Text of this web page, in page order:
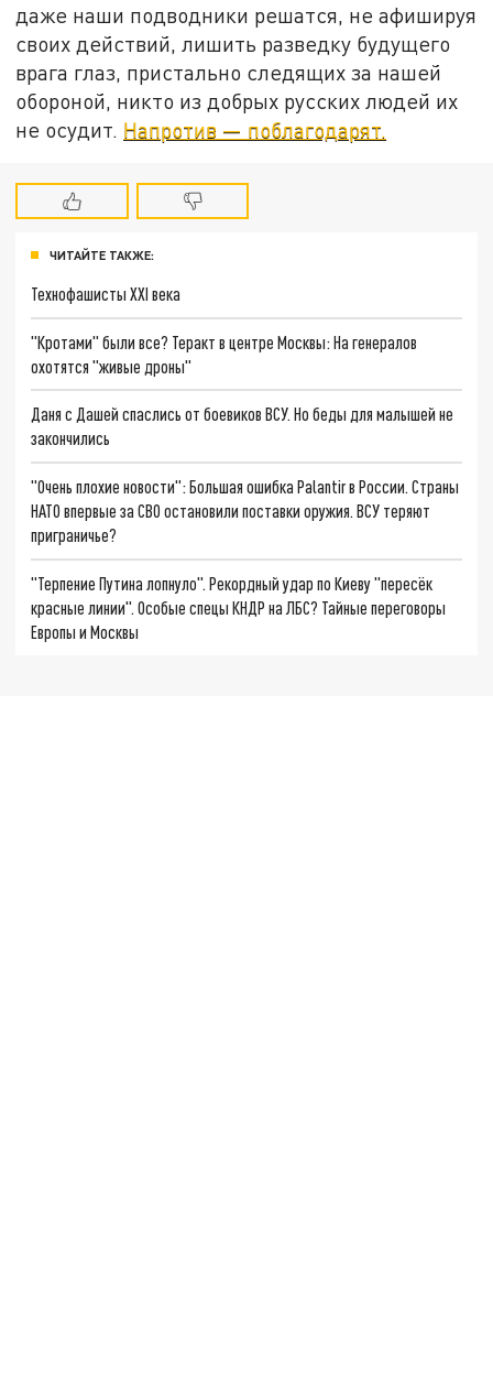
даже наши подводники решатся, не афишируя
своих действий, лишить разведку будущего
врага глаз, пристально следящих за нашей
обороной, никто из добрых русских людей их
не осудит. Напротив — поблагодарят.
ЧИТАЙТЕ ТАКЖЕ:
Технофашисты XXI века
"Кротами" были все? Теракт в центре Москвы: На генералов
охотятся "живые дроны"
Даня с Дашей спаслись от боевиков ВСУ. Но беды для малышей не
закончились
"Очень плохие новости": Большая ошибка Palantir в России. Страны
НАТО впервые за СВО остановили поставки оружия. ВСУ теряют
приграничье?
"Терпение Путина лопнуло". Рекордный удар по Киеву "пересёк
красные линии". Особые спецы КНДР на ЛБС? Тайные переговоры
Европы и Москвы